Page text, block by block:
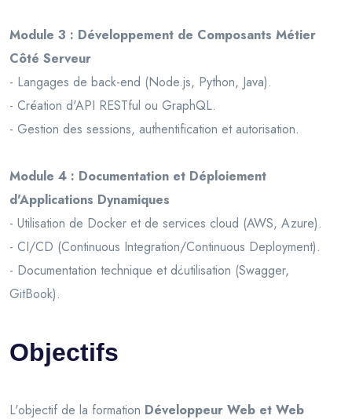
Module 3 : Développement de Composants Métier
Côté Serveur
- Langages de back-end (Node.js, Python, Java).
- Création d'API RESTful ou GraphQL.
- Gestion des sessions, authentification et autorisation.
Module 4 : Documentation et Déploiement
d'Applications Dynamiques
- Utilisation de Docker et de services cloud (AWS, Azure).
- CI/CD (Continuous Integration/Continuous Deployment).
- Documentation technique et d¿utilisation (Swagger,
GitBook).
Objectifs
L'objectif de la formation Développeur Web et Web